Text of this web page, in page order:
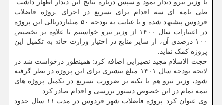
با وزیر نیرو دیدار نمود و سپس درباره نتایج این دیدار اظهار داشت:
طی نامه ای سه اقدام برای تسریع در اجرای پروژه فاضلاب
فردوس پیشنهاد شده و با عنایت به بودجه ۵۰ میلیاردریالی این پروژه
در اعتبارات سال ۱۴۰۰ از وزیر نیرو خواستیم تا علاوه بر تخصیص
۱۰۰ درصدی آن، از سایر منابع در اختیار وزارت خانه به تکمیل این
پروژه کمک نماید.
حجت الاسلام مجید نصیرایی اضافه کرد: همینطور درخواست شد در
لایحه بودجه سال ۱۴۰۱ مبلغ بیشتری برای این پروژه در نظر گرفته
شود، وزیر نیرو هم با تکیه بر ضرورت تسریع در تکمیل پروژه های
نیمه تمام در این خصوص دستور بررسی و اقدام صادر کرد.
وی عنوان کرد: پروژه فاضلاب شهر فردوس در مدت ۱۱ سال حدود